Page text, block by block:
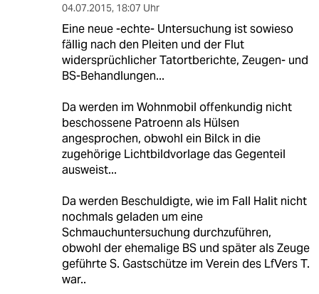
04.07.2015, 18:07 Uhr
Eine neue -echte- Untersuchung ist sowieso
fällig nach den Pleiten und der Flut
widersprüchlicher Tatortberichte, Zeugen- und
BS-Behandlungen...
Da werden im Wohnmobil offenkundig nicht
beschossene Patroenn als Hülsen
angesprochen, obwohl ein Bilck in die
zugehörige Lichtbildvorlage das Gegenteil
ausweist...
Da werden Beschuldigte, wie im Fall Halit nicht
nochmals geladen um eine
Schmauchuntersuchung durchzuführen,
obwohl der ehemalige BS und später als Zeuge
geführte S. Gastschütze im Verein des LfVers T.
war..